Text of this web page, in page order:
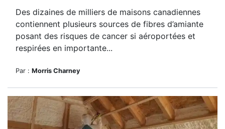
Des dizaines de milliers de maisons canadiennes
contiennent plusieurs sources de fibres d’amiante
posant des risques de cancer si aéroportées et
respirées en importante...
Par : Morris Charney